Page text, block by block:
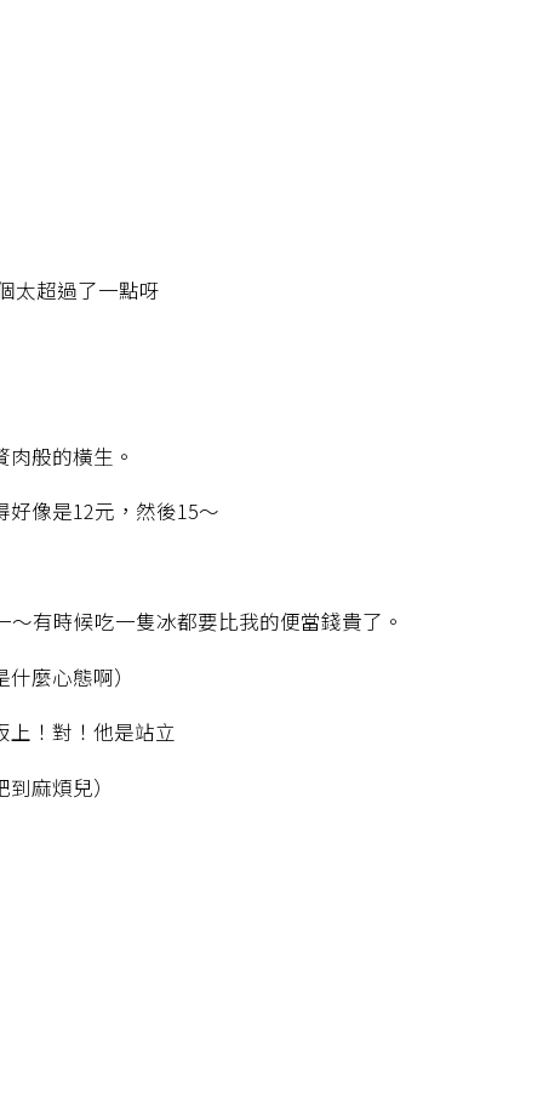
太超過了一點呀
般的橫生。
像是12元，然後15～
有時候吃一隻冰都要比我的便當錢貴了。
麼心態啊）
上！對！他是站立
麻煩兒）